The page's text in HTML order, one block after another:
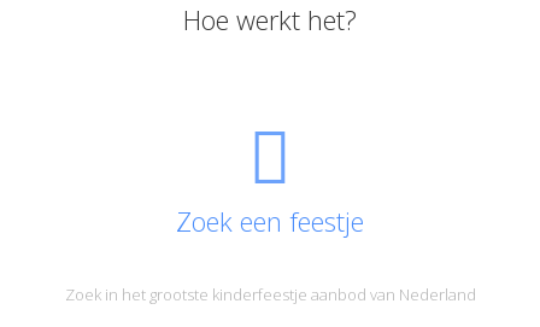
Hoe werkt het?
Zoek een feestje
Zoek in het grootste kinderfeestje aanbod van Nederland